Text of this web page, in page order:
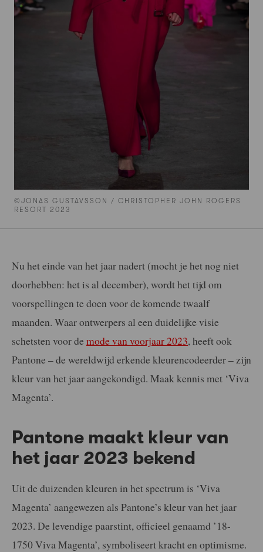
©JONAS GUSTAVSSON / CHRISTOPHER JOHN ROGERS
RESORT 2023
Nu het einde van het jaar nadert (mocht je het nog niet
doorhebben: het is al december), wordt het tijd om
voorspellingen te doen voor de komende twaalf
maanden. Waar ontwerpers al een duidelijke visie
schetsten voor de mode van voorjaar 2023, heeft ook
Pantone – de wereldwijd erkende kleurencodeerder – zijn
kleur van het jaar aangekondigd. Maak kennis met ‘Viva
Magenta’.
Pantone maakt kleur van
het jaar 2023 bekend
Uit de duizenden kleuren in het spectrum is ‘Viva
Magenta’ aangewezen als Pantone’s kleur van het jaar
2023. De levendige paarstint, officieel genaamd ’18-
1750 Viva Magenta’, symboliseert kracht en optimisme.